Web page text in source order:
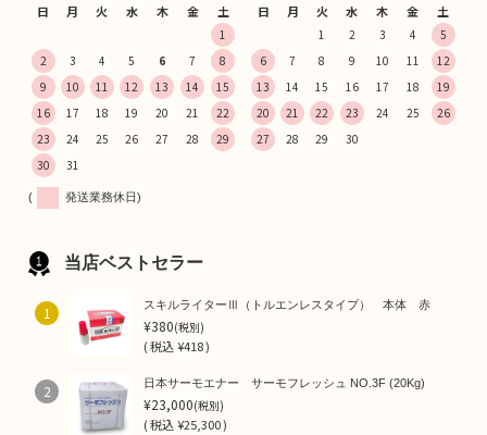
日 月 火 水 木 金 土
1
2
3 4 5 6 7
8
9
10 11 12 13 14
15
16
17 18 19 20 21
22
23
24 25 26 27 28
29
30
31
日 月 火 水 木 金 土
1 2 3 4
5
6
7 8 9 10 11
12
13
14 15 16 17 18
19
20
21 22 23 24 25
26
27
28 29 30
( 発送業務休日)
当店ベストセラー
1 スキルライターⅢ（トルエンレスタイプ） 本体 赤
¥380(税別)
(税込¥418 )
2 日本サーモエナー サーモフレッシュ NO.3F (20Kg)
¥23,000(税別)
(税込¥25,300 )